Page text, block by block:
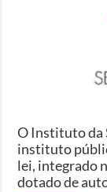
O Instituto da
instituto
lei, integrado
dotado de